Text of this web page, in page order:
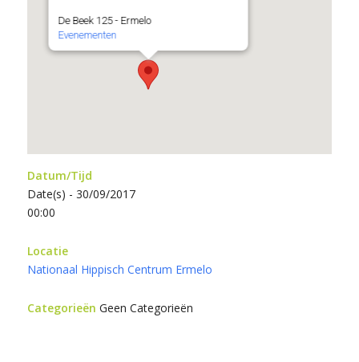
De Beek 125 - Ermelo
Evenementen
Datum/Tijd
Date(s) - 30/09/2017
00:00
Locatie
Nationaal Hippisch Centrum Ermelo
Categorieën Geen Categorieën